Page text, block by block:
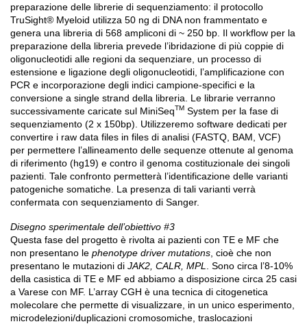
preparazione delle librerie di sequenziamento: il protocollo
TruSight® Myeloid utilizza 50 ng di DNA non frammentato e
genera una libreria di 568 ampliconi di ~ 250 bp. Il workflow per la
preparazione della libreria prevede l’ibridazione di più coppie di
oligonucleotidi alle regioni da sequenziare, un processo di
estensione e ligazione degli oligonucleotidi, l’amplificazione con
PCR e incorporazione degli indici campione-specifici e la
conversione a single strand della libreria. Le librarie verranno
successivamente caricate sul MiniSeqTM System per la fase di
sequenziamento (2 x 150bp). Utilizzeremo software dedicati per
convertire i raw data files in files di analisi (FASTQ, BAM, VCF)
per permettere l’allineamento delle sequenze ottenute al genoma
di riferimento (hg19) e contro il genoma costituzionale dei singoli
pazienti. Tale confronto permetterà l’identificazione delle varianti
patogeniche somatiche. La presenza di tali varianti verrà
confermata con sequenziamento di Sanger.
Disegno sperimentale dell’obiettivo #3
Questa fase del progetto è rivolta ai pazienti con TE e MF che
non presentano le phenotype driver mutations , cioè che non
presentano le mutazioni di JAK2, CALR, MPL
. Sono circa l’8-10%
della casistica di TE e MF ed abbiamo a disposizione circa 25 casi
a Varese con MF. L’array CGH è una tecnica di citogenetica
molecolare che permette di visualizzare, in un unico esperimento,
microdelezioni/duplicazioni cromosomiche, traslocazioni